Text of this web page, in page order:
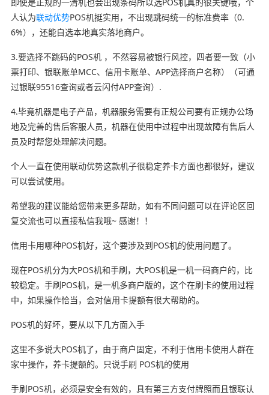
人认为联动优势POS机挺实用，不出现跳码统一的标准费率（0.
6%），还能自选本地真实落地商户。
3.要选择不跳码的POS机 ，不然容易被银行风控，四者要一致（小
票打印、银联账单MCC、信用卡账单、APP选择商户名称）（可通
过银联95516查询或者云闪付APP查询）.
4.毕竟机器是电子产品，机器服务需要有正规公司要有正规办公场
地及完善的售后客服人员，机器在使用中过程中出现故障有售后人
员及时帮您处理解决问题。
个人一直在使用联动优势这款机子很稳定养卡方面也都很好，建议
可以尝试使用。
希望我的建议能给您带来更多帮助，如有不同问题可以在评论区回
复交流也可以直接私信我哦~ 感谢！！
信用卡用哪种POS机好，这个要涉及到POS机的使用问题了。
现在POS机分为大POS机和手刷，大POS机是一机一码商户的，比
较稳定。手刷POS机，是一机多商户版的，这个在刷卡的使用过程
中，如果操作恰当，会对信用卡提额有很大帮助的。
POS机的好坏，要从以下几方面入手
这里不多说大POS机了，由于商户固定，不利于信用卡使用人群在
家中操作，养卡提额的。只说手刷 POS机的使用
手刷POS机，必须是安全有效的，具有第三方支付牌照而且银联认